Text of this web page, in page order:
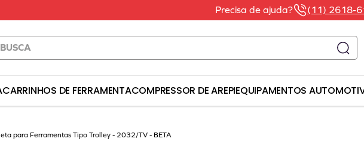
Precisa de ajuda? (11) 2618-
CARRINHOS DE FERRAMENTACOMPRESSOR DE AREPIEQUIPAMENTOS
para Ferramentas Tipo Trolley - 2032/TV - BETA